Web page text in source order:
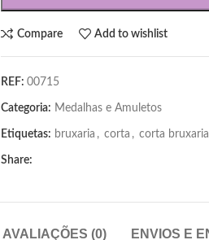
Compare Add to wishlist
REF: 00715
Categoria: Medalhas e Amuletos
Etiquetas: bruxaria , corta , corta bruxaria
Share:
AVALIAÇÕES (0) ENVIOS E